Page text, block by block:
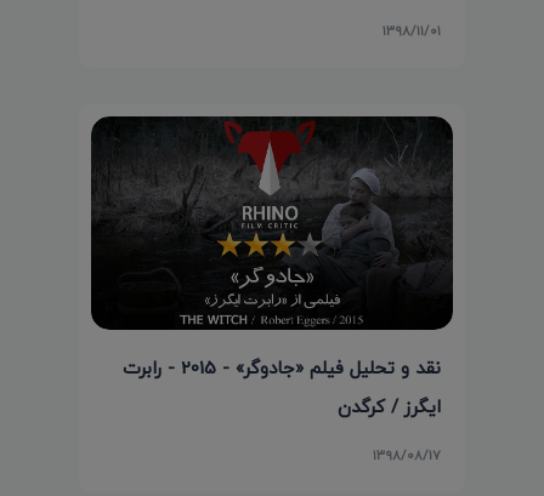
۱۳۹۸/۱۱/۰۱
نقد و تحلیل فیلم «جادوگر» - 2015 - رابرت
ایگرز / کرگدن
۱۳۹۸/۰۸/۱۷